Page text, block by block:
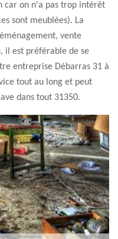
car on n'a pas trop intérêt
sont meublées). La
vente
il est préférable de se
entreprise Débarras 31 à
tout au long et peut
dans tout 31350.